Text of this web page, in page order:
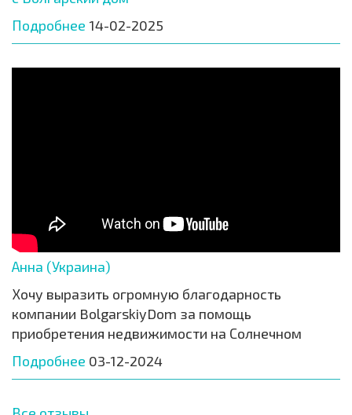
Подробнее 14-02-2025
Анна (Украина)
Хочу выразить огромную благодарность
компании BolgarskiyDom за помощь
приобретения недвижимости на Солнечном
Подробнее 03-12-2024